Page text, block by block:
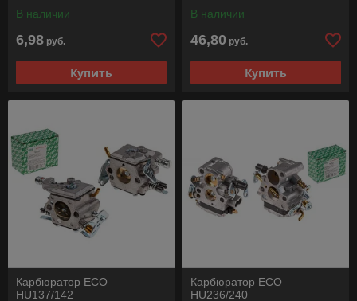
В наличии
6,98 руб.
Купить
В наличии
46,80 руб.
Купить
Карбюратор ECO
HU137/142
Карбюратор ECO
HU236/240